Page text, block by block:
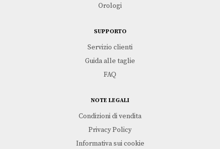
Orologi
SUPPORTO
Servizio clienti
Guida alle taglie
FAQ
NOTE LEGALI
Condizioni di vendita
Privacy Policy
Informativa sui cookie